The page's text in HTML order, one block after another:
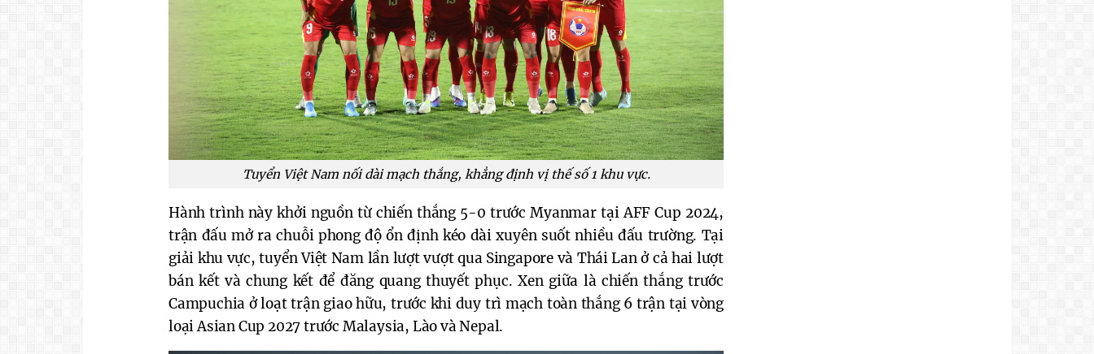
Tuyển Việt Nam nối dài mạch thắng, khẳng định vị thế số 1 khu vực.
Hành trình này khởi nguồn từ chiến thắng 5-0 trước Myanmar tại AFF Cup 2024,
trận đấu mở ra chuỗi phong độ ổn định kéo dài xuyên suốt nhiều đấu trường. Tại
giải khu vực, tuyển Việt Nam lần lượt vượt qua Singapore và Thái Lan ở cả hai lượt
bán kết và chung kết để đăng quang thuyết phục. Xen giữa là chiến thắng trước
Campuchia ở loạt trận giao hữu, trước khi duy trì mạch toàn thắng 6 trận tại vòng
loại Asian Cup 2027 trước Malaysia, Lào và Nepal.